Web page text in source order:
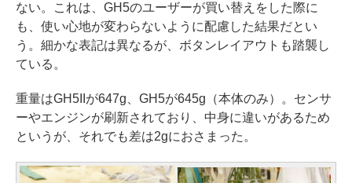
ない。これは、GH5のユーザーが買い替えをした際に
も、使い心地が変わらないように配慮した結果だとい
う。細かな表記は異なるが、ボタンレイアウトも踏襲し
ている。
重量はGH5IIが647g、GH5が645g（本体のみ）。センサ
ーやエンジンが刷新されており、中身に違いがあるため
というが、それでも差は2gにおさまった。